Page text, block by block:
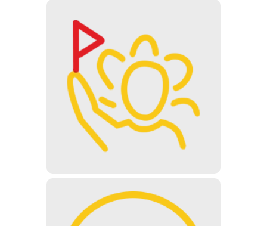
博物馆导览
博物馆只能分组参观。14 人以上的团体
需提前报名.